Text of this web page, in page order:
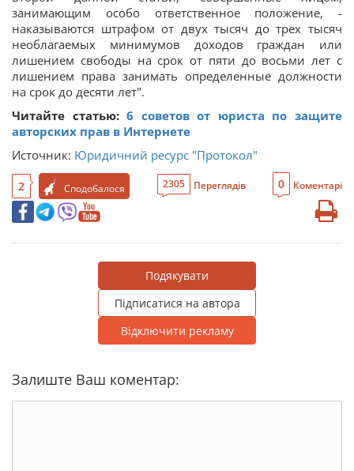
занимающим особо ответственное положение, -
наказываются штрафом от двух тысяч до трех тысяч
необлагаемых минимумов доходов граждан или
лишением свободы на срок от пяти до восьми лет с
лишением права занимать определенные должности
на срок до десяти лет".
Читайте статью:6 советов от юриста по защите
авторских прав в Интернете
Источник: Юридичний ресурс "Протокол"
2 Сподобалося 2305 Переглядів 0 Коментарі
Подякувати
Підписатися на автора
Відключити рекламу
Залиште Ваш коментар: